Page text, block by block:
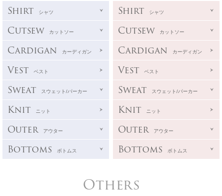
Shirt シャツ
Cutsew カットソー
Cardigan カーディガン
Vest ベスト
Sweat スウェット/パーカー
Knit ニット
Outer アウター
Bottoms ボトムス
Shirt シャツ
Cutsew カットソー
Cardigan カーディガン
Vest ベスト
Sweat スウェット/パーカー
Knit ニット
Outer アウター
Bottoms ボトムス
Others